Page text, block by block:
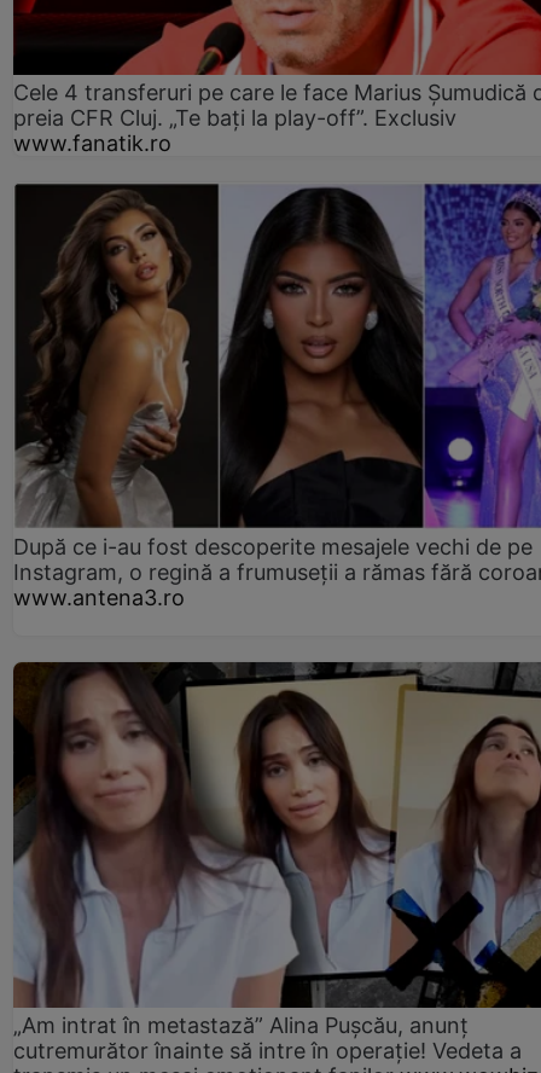
Cele 4 transferuri pe care le face Marius Șumudică
preia CFR Cluj. „Te bați la play-off”. Exclusiv
www.fanatik.ro
După ce i-au fost descoperite mesajele vechi de pe
Instagram, o regină a frumuseții a rămas fără
www.antena3.ro
„Am intrat în metastază” Alina Pușcău, anunț
cutremurător înainte să intre în operație! Vedeta a